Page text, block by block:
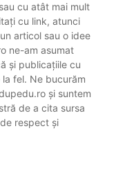
cu atât mai mult
cu link, atunci
articol sau o idee
ne-am asumat
și publicațiile cu
fel. Ne bucurăm
și suntem
de a cita sursa
respect și